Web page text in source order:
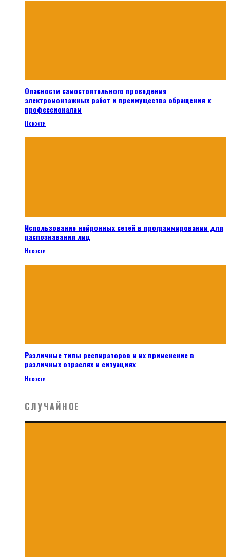
Опасности самостоятельного проведения
электромонтажных работ и преимущества обращения к
профессионалам
Новости
Использование нейронных сетей в программировании для
распознавания лиц
Новости
Различные типы респираторов и их применение в
различных отраслях и ситуациях
Новости
СЛУЧАЙНОЕ